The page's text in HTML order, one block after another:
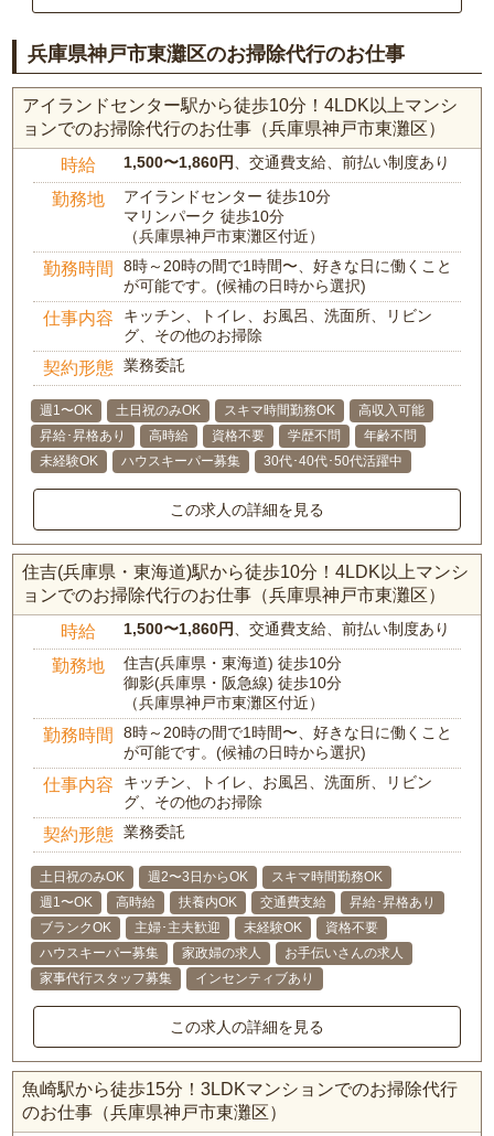
兵庫県神戸市東灘区のお掃除代行のお仕事
アイランドセンター駅から徒歩10分！4LDK以上マンシ
ョンでのお掃除代行のお仕事（兵庫県神戸市東灘区）
時給 1,500〜1,860円 、交通費支給、前払い制度あり
勤務地
アイランドセンター 徒歩10分
マリンパーク 徒歩10分
（兵庫県神戸市東灘区付近）
勤務時間
8時～20時の間で1時間〜、好きな日に働くこと
が可能です。(候補の日時から選択)
仕事内容
キッチン、トイレ、お風呂、洗面所、リビン
グ、その他のお掃除
契約形態 業務委託
週1〜OK 土日祝のみOK スキマ時間勤務OK
高収入可能
昇給･昇格あり
高時給 資格不要 学歴不問
年齢不問
未経験OK
ハウスキーパー募集 30代･40代･50代活躍中
この求人の詳細を見る
住吉(兵庫県・東海道)駅から徒歩10分！4LDK以上マンシ
ョンでのお掃除代行のお仕事（兵庫県神戸市東灘区）
時給 1,500〜1,860円 、交通費支給、前払い制度あり
勤務地
住吉(兵庫県・東海道) 徒歩10分
御影(兵庫県・阪急線) 徒歩10分
（兵庫県神戸市東灘区付近）
勤務時間
8時～20時の間で1時間〜、好きな日に働くこと
が可能です。(候補の日時から選択)
仕事内容
キッチン、トイレ、お風呂、洗面所、リビン
グ、その他のお掃除
契約形態 業務委託
土日祝のみOK 週2〜3日からOK
スキマ時間勤務OK
週1〜OK
高時給 扶養内OK 交通費支給
昇給･昇格あり
ブランクOK
主婦･主夫歓迎 未経験OK
資格不要
ハウスキーパー募集
家政婦の求人
お手伝いさんの求人
家事代行スタッフ募集
インセンティブあり
この求人の詳細を見る
魚崎駅から徒歩15分！3LDKマンションでのお掃除代行
のお仕事（兵庫県神戸市東灘区）